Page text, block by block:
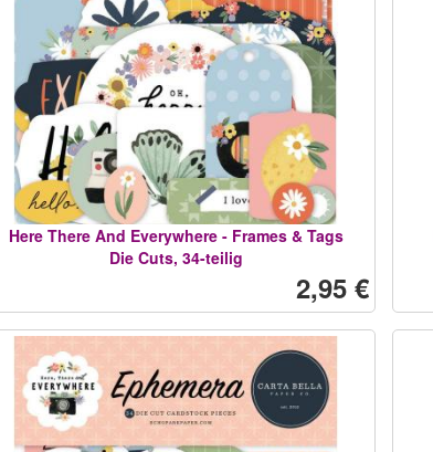
Here There And Everywhere - Frames & Tags
Die Cuts, 34-teilig
2,95 €